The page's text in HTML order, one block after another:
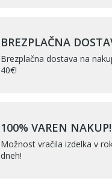
BREZPLAČNA
Brezplačna dostava na
40€!
100% VAREN NAKUP!
Možnost vračila izdelka v
dneh!